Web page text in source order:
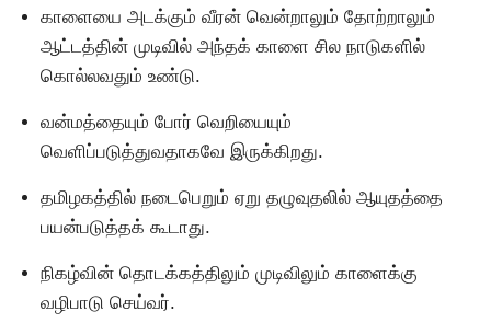
காளையை அடக்கும் வீரன் வென்றாலும் தோற்றாலும்
ஆட்டத்தின் முடிவில் அந்தக் காளை சில நாடுகளில்
கொல்லவதும் உண்டு.
வன்மத்தையும் போர் வெறியையும்
வெளிப்படுத்துவதாகவே இருக்கிறது.
தமிழகத்தில் நடைபெறும் ஏறு தழுவுதலில் ஆயுதத்தை
பயன்படுத்தக் கூடாது.
நிகழ்வின் தொடக்கத்திலும் முடிவிலும் காளைக்கு
வழிபாடு செய்வர்.